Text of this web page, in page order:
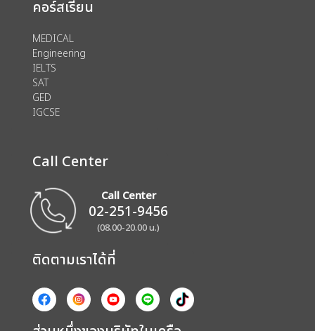
คอร์สเรียน
MEDICAL
Engineering
IELTS
SAT
GED
IGCSE
Call Center
Call Center
02-251-9456
(08.00-20.00 น.)
ติดตามเราได้ที่